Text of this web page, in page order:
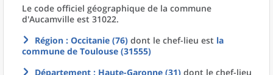
Le code officiel géographique de la commune
d'Aucamville est 31022.
Région : Occitanie (76) dont le chef-lieu est la
commune de Toulouse (31555)
Département : Haute-Garonne (31) dont le chef-lieu